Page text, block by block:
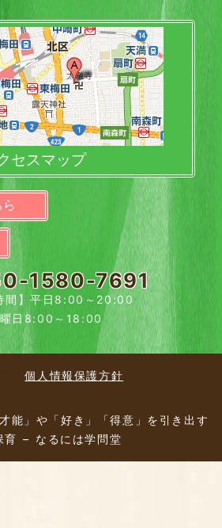
セスマップ
1580-7691
間】平日8:00～20:00
日8:00～18:00
個人情報保護方針
」や「好き」「得意」を引き出す
育 – なるには学問堂